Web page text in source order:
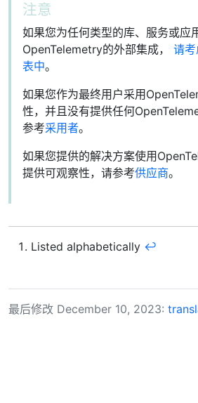
注意
如果您为任何类型的库、服务或应
OpenTelemetry的外部集成， 请
表中。
如果您作为最终用户采用
性，并且没有提供任何
参考采用者。
如果您提供的解决方案使用
提供可观察性，请参考供应商。
Listed alphabetically ↩︎
最后修改 December 10, 2023: